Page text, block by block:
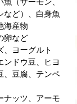
（サーモン、
など）、白身魚
海産物
卵など
、ヨーグルト
ンドウ豆、ヒヨ
、豆腐、テンペ
ナッツ、アーモ